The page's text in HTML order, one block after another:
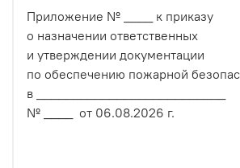
Приложение № ____ к приказу
о назначении ответственных
и утверждении документации
по обеспечению пожарной
в __________________________
№ ____ от 06.08.2026 г.